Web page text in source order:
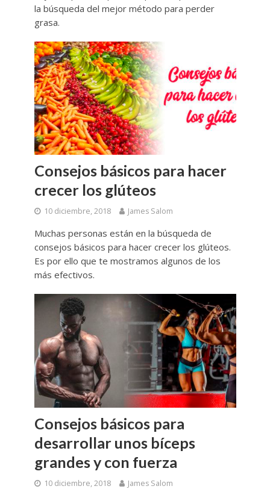
la búsqueda del mejor método para perder
grasa.
Consejos básicos para hacer
crecer los glúteos
10 diciembre, 2018 James Salom
Muchas personas están en la búsqueda de
consejos básicos para hacer crecer los glúteos.
Es por ello que te mostramos algunos de los
más efectivos.
Consejos básicos para
desarrollar unos bíceps
grandes y con fuerza
10 diciembre, 2018 James Salom